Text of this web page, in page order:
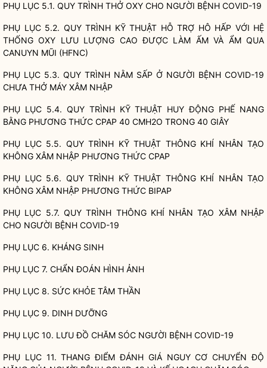
PHỤ LỤC 5.1. QUY TRÌNH THỞ OXY CHO NGƯỜI BỆNH COVID-19
PHỤ LỤC 5.2. QUY TRÌNH KỸ THUẬT HỖ TRỢ HÔ HẤP VỚI HỆ
THỐNG OXY LƯU LƯỢNG CAO ĐƯỢC LÀM ẤM VÀ ẨM QUA
CANUYN MŨI (HFNC)
PHỤ LỤC 5.3. QUY TRÌNH NẰM SẤP Ở NGƯỜI BỆNH COVID-19
CHƯA THỞ MÁY XÂM NHẬP
PHỤ LỤC 5.4. QUY TRÌNH KỸ THUẬT HUY ĐỘNG PHẾ NANG
BẰNG PHƯƠNG THỨC CPAP 40 CMH2O TRONG 40 GIÂY
PHỤ LỤC 5.5. QUY TRÌNH KỸ THUẬT THÔNG KHÍ NHÂN TẠO
KHÔNG XÂM NHẬP PHƯƠNG THỨC CPAP
PHỤ LỤC 5.6. QUY TRÌNH KỸ THUẬT THÔNG KHÍ NHÂN TẠO
KHÔNG XÂM NHẬP PHƯƠNG THỨC BIPAP
PHỤ LỤC 5.7. QUY TRÌNH THÔNG KHÍ NHÂN TẠO XÂM NHẬP
CHO NGƯỜI BỆNH COVID-19
PHỤ LỤC 6. KHÁNG SINH
PHỤ LỤC 7. CHẨN ĐOÁN HÌNH ẢNH
PHỤ LỤC 8. SỨC KHỎE TÂM THẦN
PHỤ LỤC 9. DINH DƯỠNG
PHỤ LỤC 10. LƯU ĐỒ CHĂM SÓC NGƯỜI BỆNH COVID-19
PHỤ LỤC 11. THANG ĐIỂM ĐÁNH GIÁ NGUY CƠ CHUYỂN ĐỘ